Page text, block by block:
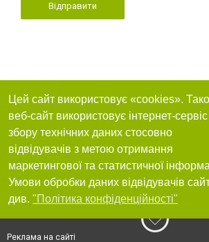
Відправити
Цей сайт використовує «cookies».
веб-сайт використовує інтернет-
збору технічних даних стосовно
відвідувачів з метою отримання
маркетингової та статистичної
Умови обробки даних відвідувачів
див. "Політика конфіденційності"
Реклама на сайті